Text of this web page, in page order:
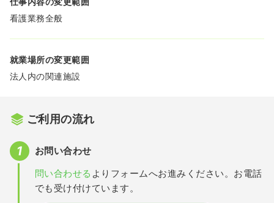
看護業務全般
就業場所の変更範囲
法人内の関連施設
ご利用の流れ
お問い合わせ
問い合わせる よりフォームへお進みください。お電話
でも受け付けています。